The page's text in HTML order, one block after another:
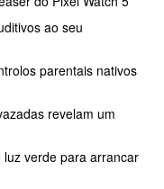
ao seu
parentais nativos
revelam um
verde para arrancar